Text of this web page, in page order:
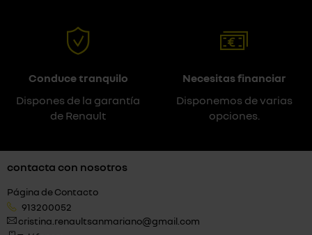
Conduce tranquilo
Dispones de la garantía
de Renault
Necesitas financiar
Disponemos de varias
opciones.
contacta con nosotros
Página de Contacto
913200052
cristina.renaultsanmariano@gmail.com